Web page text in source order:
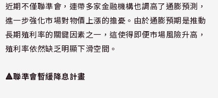
近期不僅聯準會，連帶多家金融機構也調高了通膨預測，
進一步強化市場對物價上漲的擔憂。由於通膨預期是推動
長期殖利率的關鍵因素之一，這使得即便市場風險升高，
殖利率依然缺乏明顯下滑空間。
🔺聯準會暫緩降息計畫